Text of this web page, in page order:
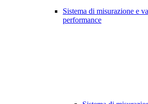
Sistema di misurazione e
performance